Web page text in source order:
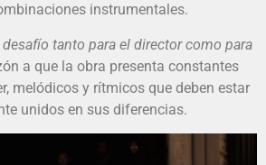
instrumentales.
desafío tanto para el director como para
a que la obra presenta constantes
melódicos y rítmicos que deben estar
unidos en sus diferencias.